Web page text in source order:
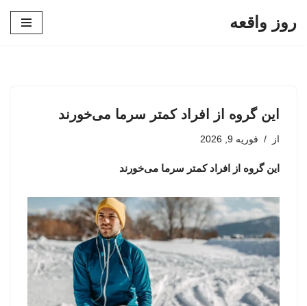
روز واقعه
این گروه از افراد کمتر سرما می‌خورند
از فوریه 9, 2026
این گروه از افراد کمتر سرما می‌خورند